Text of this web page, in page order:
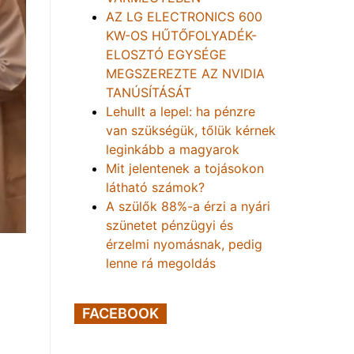
AZ LG ELECTRONICS 600
KW-OS HŰTŐFOLYADÉK-
ELOSZTÓ EGYSÉGE
MEGSZEREZTE AZ NVIDIA
TANÚSÍTÁSÁT
Lehullt a lepel: ha pénzre
van szükségük, tőlük kérnek
leginkább a magyarok
Mit jelentenek a tojásokon
látható számok?
A szülők 88%-a érzi a nyári
szünetet pénzügyi és
érzelmi nyomásnak, pedig
lenne rá megoldás
FACEBOOK